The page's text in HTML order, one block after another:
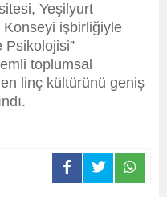
Yeşilyurt
işbirliğiyle
Psikolojisi”
toplumsal
linç kültürünü geniş